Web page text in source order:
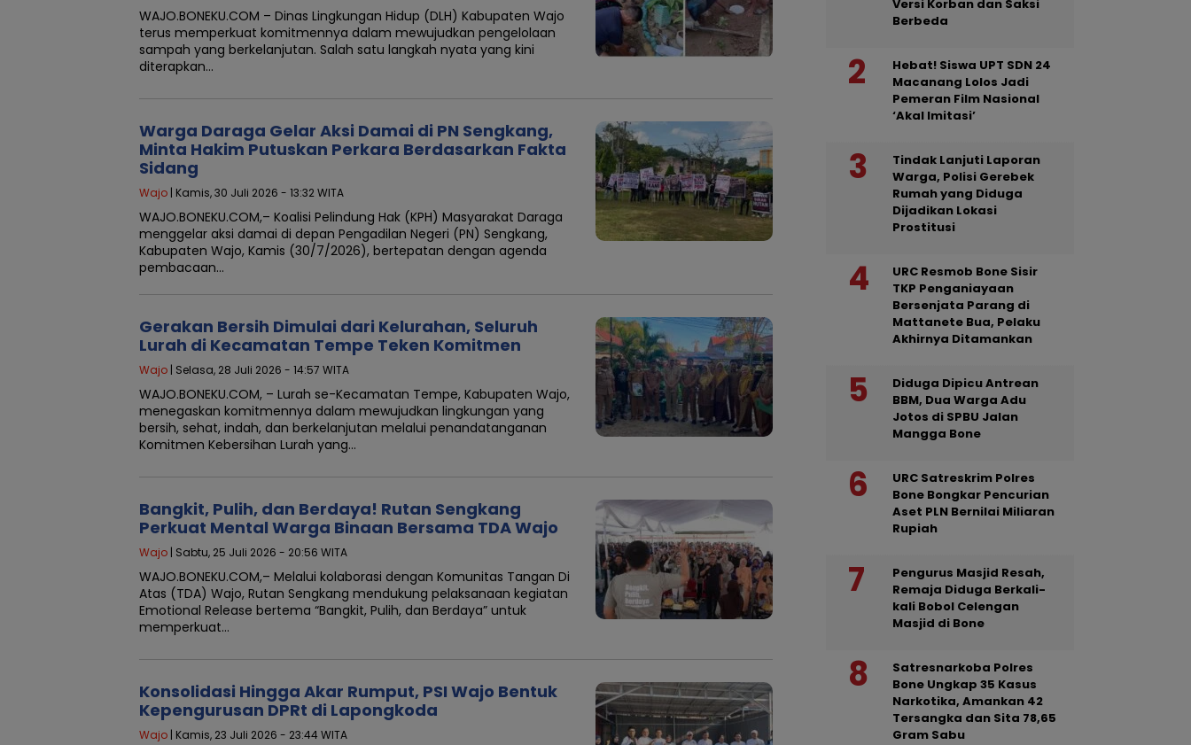
WAJO.BONEKU.COM – Dinas Lingkungan Hidup (DLH) Kabupaten Wajo
terus memperkuat komitmennya dalam mewujudkan pengelolaan
sampah yang berkelanjutan. Salah satu langkah nyata yang kini
diterapkan…
Warga Daraga Gelar Aksi Damai di PN Sengkang,
Minta Hakim Putuskan Perkara Berdasarkan Fakta
Sidang
Wajo | Kamis, 30 Juli 2026 - 13:32 WITA
WAJO.BONEKU.COM,– Koalisi Pelindung Hak (KPH) Masyarakat Daraga
menggelar aksi damai di depan Pengadilan Negeri (PN) Sengkang,
Kabupaten Wajo, Kamis (30/7/2026), bertepatan dengan agenda
pembacaan…
Gerakan Bersih Dimulai dari Kelurahan, Seluruh
Lurah di Kecamatan Tempe Teken Komitmen
Wajo | Selasa, 28 Juli 2026 - 14:57 WITA
WAJO.BONEKU.COM, – Lurah se-Kecamatan Tempe, Kabupaten Wajo,
menegaskan komitmennya dalam mewujudkan lingkungan yang
bersih, sehat, indah, dan berkelanjutan melalui penandatanganan
Komitmen Kebersihan Lurah yang…
Bangkit, Pulih, dan Berdaya! Rutan Sengkang
Perkuat Mental Warga Binaan Bersama TDA Wajo
Wajo | Sabtu, 25 Juli 2026 - 20:56 WITA
WAJO.BONEKU.COM,– Melalui kolaborasi dengan Komunitas Tangan Di
Atas (TDA) Wajo, Rutan Sengkang mendukung pelaksanaan kegiatan
Emotional Release bertema “Bangkit, Pulih, dan Berdaya” untuk
memperkuat…
Konsolidasi Hingga Akar Rumput, PSI Wajo Bentuk
Kepengurusan DPRt di Lapongkoda
Wajo | Kamis, 23 Juli 2026 - 23:44 WITA
Versi Korban dan Saksi
Berbeda
Hebat! Siswa UPT SDN 24
Macanang Lolos Jadi
Pemeran Film Nasional
‘Akal Imitasi’
Tindak Lanjuti Laporan
Warga, Polisi Gerebek
Rumah yang Diduga
Dijadikan Lokasi
Prostitusi
URC Resmob Bone Sisir
TKP Penganiayaan
Bersenjata Parang di
Mattanete Bua, Pelaku
Akhirnya Ditamankan
Diduga Dipicu Antrean
BBM, Dua Warga Adu
Jotos di SPBU Jalan
Mangga Bone
URC Satreskrim Polres
Bone Bongkar Pencurian
Aset PLN Bernilai Miliaran
Rupiah
Pengurus Masjid Resah,
Remaja Diduga Berkali-
kali Bobol Celengan
Masjid di Bone
Satresnarkoba Polres
Bone Ungkap 35 Kasus
Narkotika, Amankan 42
Tersangka dan Sita 78,65
Gram Sabu